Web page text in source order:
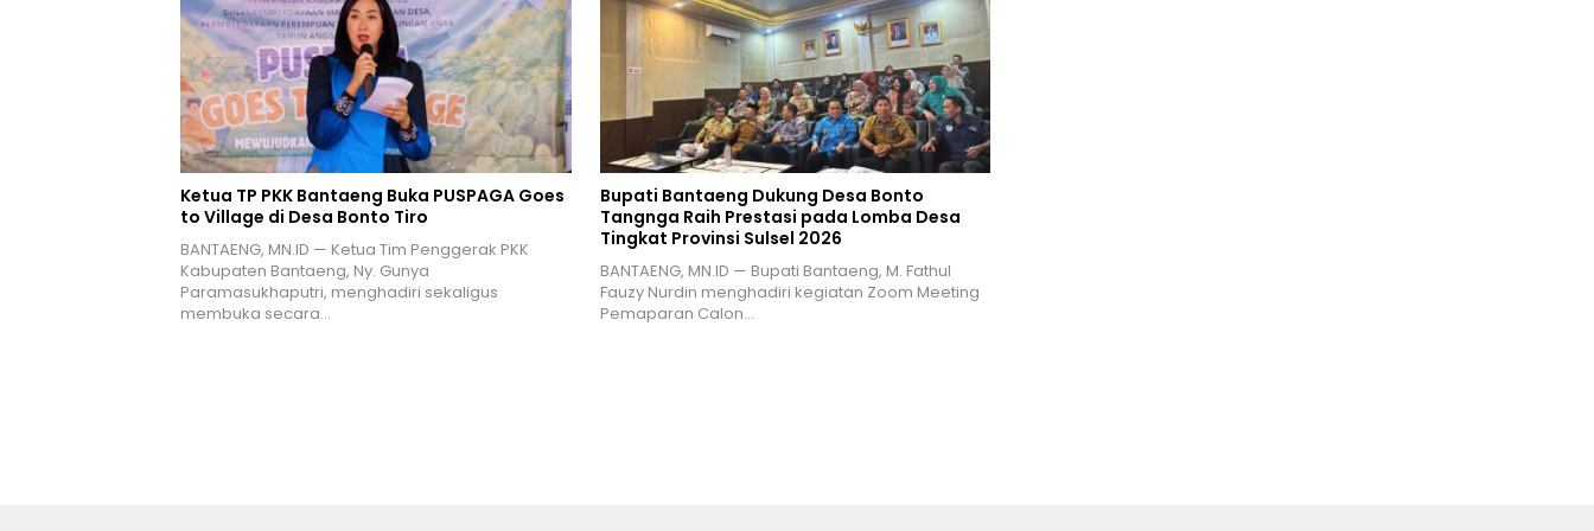
Ketua TP PKK Bantaeng Buka PUSPAGA Goes
to Village di Desa Bonto Tiro
BANTAENG, MN.ID — Ketua Tim Penggerak PKK
Kabupaten Bantaeng, Ny. Gunya
Paramasukhaputri, menghadiri sekaligus
membuka secara…
Bupati Bantaeng Dukung Desa Bonto
Tangnga Raih Prestasi pada Lomba Desa
Tingkat Provinsi Sulsel 2026
BANTAENG, MN.ID — Bupati Bantaeng, M. Fathul
Fauzy Nurdin menghadiri kegiatan Zoom Meeting
Pemaparan Calon…